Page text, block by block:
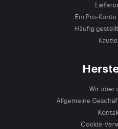
Ein Pro-
Häufig
Wir über
Allgemeine
Cookie-